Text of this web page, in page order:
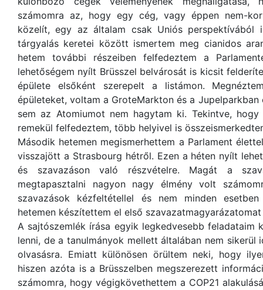
számomra az, hogy egy cég, vagy éppen nem-
közelít, egy az általam csak Uniós perspektívából
tárgyalás keretei között ismertem meg cianidos
hetem további részeiben felfedeztem a
lehetőségem nyílt Brüsszel belvárosát is kicsit
épülete elsőként szerepelt a listámon.
épületeket, voltam a GroteMarkton és a Jupelparkban
sem az Atomiumot nem hagytam ki. Tekintve,
remekül felfedeztem, több helyivel is
Második hetemen megismerhettem a Parlament
visszajött a Strasbourg hétről. Ezen a héten nyílt
és szavazáson való részvételre. Magát a
megtapasztalni nagyon nagy élmény volt
szavazások kézfeltétellel és nem minden
hetemen készítettem el első
A sajtószemlék írása egyik legkedvesebb
lenni, de a tanulmányok mellett általában nem
olvasásra. Emiatt különösen örültem neki, hogy
hiszen azóta is a Brüsszelben megszerezett
számomra, hogy végigkövethettem a COP21